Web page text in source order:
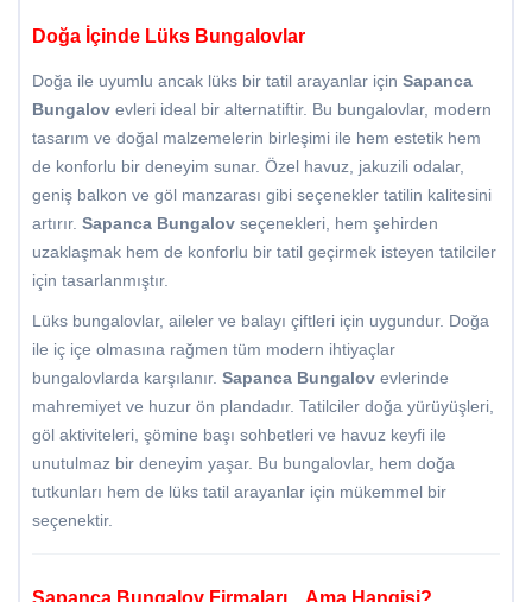
Doğa İçinde Lüks Bungalovlar
Doğa ile uyumlu ancak lüks bir tatil arayanlar için Sapanca
Bungalov evleri ideal bir alternatiftir. Bu bungalovlar, modern
tasarım ve doğal malzemelerin birleşimi ile hem estetik hem
de konforlu bir deneyim sunar. Özel havuz, jakuzili odalar,
geniş balkon ve göl manzarası gibi seçenekler tatilin kalitesini
artırır. Sapanca Bungalov seçenekleri, hem şehirden
uzaklaşmak hem de konforlu bir tatil geçirmek isteyen tatilciler
için tasarlanmıştır.
Lüks bungalovlar, aileler ve balayı çiftleri için uygundur. Doğa
ile iç içe olmasına rağmen tüm modern ihtiyaçlar
bungalovlarda karşılanır. Sapanca Bungalov evlerinde
mahremiyet ve huzur ön plandadır. Tatilciler doğa yürüyüşleri,
göl aktiviteleri, şömine başı sohbetleri ve havuz keyfi ile
unutulmaz bir deneyim yaşar. Bu bungalovlar, hem doğa
tutkunları hem de lüks tatil arayanlar için mükemmel bir
seçenektir.